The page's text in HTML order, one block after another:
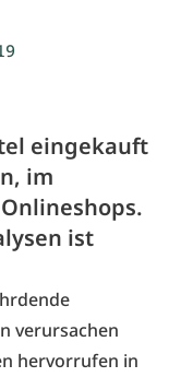
eingekauft
im
ist
verursachen
hervorrufen in